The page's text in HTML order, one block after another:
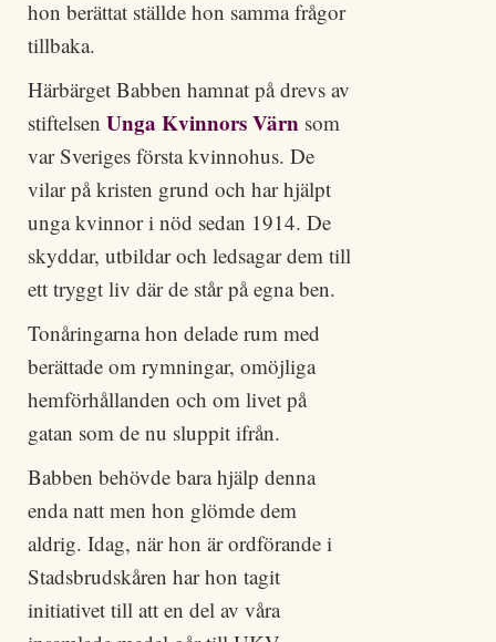
hon berättat ställde hon samma frågor
tillbaka.
Härbärget Babben hamnat på drevs av
stiftelsen Unga Kvinnors Värn som
var Sveriges första kvinnohus. De
vilar på kristen grund och har hjälpt
unga kvinnor i nöd sedan 1914. De
skyddar, utbildar och ledsagar dem till
ett tryggt liv där de står på egna ben.
Tonåringarna hon delade rum med
berättade om rymningar, omöjliga
hemförhållanden och om livet på
gatan som de nu sluppit ifrån.
Babben behövde bara hjälp denna
enda natt men hon glömde dem
aldrig. Idag, när hon är ordförande i
Stadsbrudskåren har hon tagit
initiativet till att en del av våra